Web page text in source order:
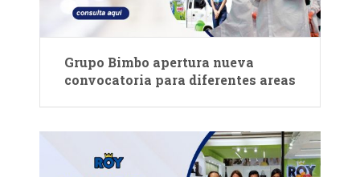
Grupo Bimbo apertura nueva
convocatoria para diferentes areas